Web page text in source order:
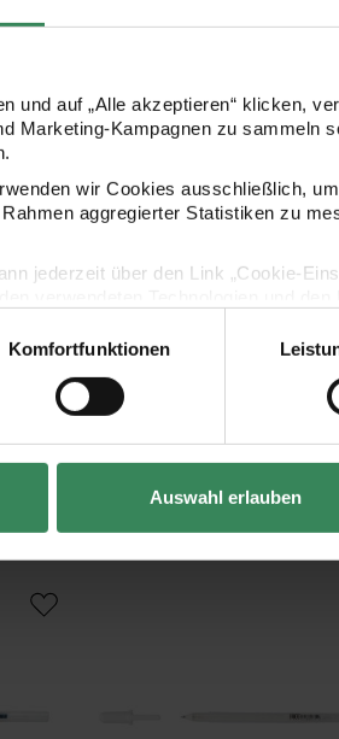
und auf „Alle akzeptieren“ klicken,
Marketing-Kampagnen zu sammeln
wir Cookies ausschließlich,
aggregierter Statistiken zu
jederzeit über den Link „Cookie-
widerrufen
Komfortfunktionen
Auswahl erlauben